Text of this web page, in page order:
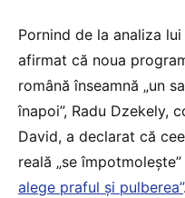
Pornind de la analiza
afirmat că noua
română înseamnă „un
înapoi”, Radu Dzekely,
David, a declarat că
reală „se
alege praful și pulberea”.